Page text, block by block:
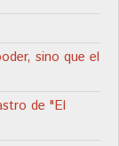
sino que el
de "El